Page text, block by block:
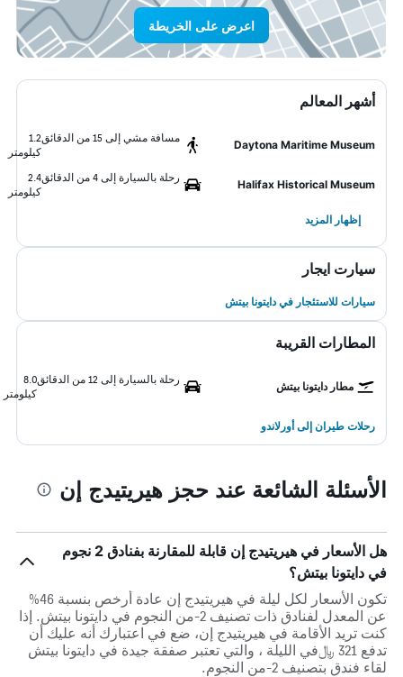
اعرض على الخريطة
أشهر المعالم
Daytona Maritime Museum
مسافة مشي إلى 15 من الدقائق
1.2
كيلومتر
Halifax Historical Museum
رحلة بالسيارة إلى 4 من الدقائق
2.4
كيلومتر
إظهار المزيد
سيارت ايجار
سيارات للاستئجار في دايتونا بيتش
المطارات القريبة
مطار دايتونا بيتش
رحلة بالسيارة إلى 12 من الدقائق
8.0
كيلومتر
رحلات طيران إلى أورلاندو
الأسئلة الشائعة عند حجز هيريتيدج إن
هل الأسعار في هيريتيدج إن قابلة للمقارنة بفنادق 2 نجوم
في دايتونا بيتش؟
تكون الأسعار لكل ليلة في هيريتيدج إن عادة أرخص بنسبة 46%
عن المعدل لفنادق ذات تصنيف 2-من النجوم في دايتونا بيتش. إذا
كنت تريد الأقامة في هيريتيدج إن، ضع في اعتبارك أنه عليك أن
تدفع 321 ﷼في الليلة ، والتي تعتبر صفقة جيدة في دايتونا بيتش
لقاء فندق بتصنيف 2-من النجوم.